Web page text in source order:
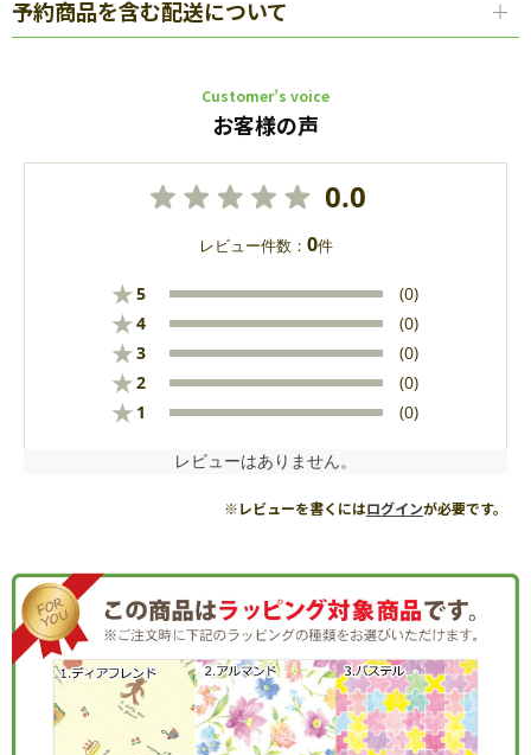
予約商品を含む配送について
Customer’s voice
お客様の声
0.0
レビュー件数： 0件
★5 (0)
★4 (0)
★3 (0)
★2 (0)
★ 1 (0)
レビューはありません。
※レビューを書くにはログインが必要です。